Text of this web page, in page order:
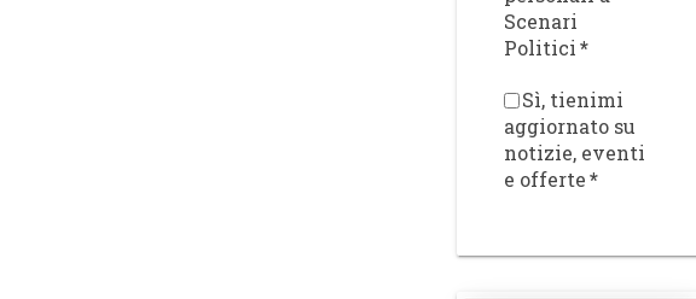
Scenari
Politici*
Sì, tienimi
aggiornato su
notizie, eventi
e offerte*